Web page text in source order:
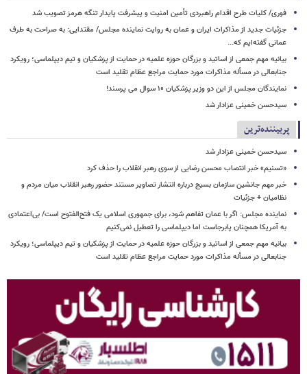
فوری/ کلیات طرح اقدام راهبردی تأمین امنیت و پیشرفت پایدار تنگه هرمز تصویب شد
جزئیات جدید از مذاکرات ایران و عمان به روایت نماینده مجلس/ مقتدایی: به صراحت به طرف
عمانی گفته‌ایم که...
بیانیه مهم جمعی از اساتید و بزرگان حوزه علمیه در حمایت از پزشکیان و تیم دیپلماسی؛ رویکرد
جنابعالی در مسأله مذاکرات مورد حمایت مراجع عظام تقلید است
نمایندگان مجلس از این دو وزیر پزشکیان ۱۰ سوال می پرسند!
سیدحسن خمینی عزادار شد
پربیننده‌ترین
سیدحسن خمینی عزادار شد
«تسنیم» خبر انتصاب محسن رضایی از سوی رهبر انقلاب را حذف کرد
خبر مهم جانشین سازمان بسیج درباره انتشار تصاویر مستند حضور رهبر انقلاب میان مردم و
نظامیان + جزئیات
نماینده مجلس: اگر با عمان تفاهم شود، برای جمهوری اسلامی یک فتح‌الفتوح است/ بی‌اعتمادی
به آمریکا همچنان پابرجاست اما دیپلماسی را تعطیل نمی‌کنیم
بیانیه مهم جمعی از اساتید و بزرگان حوزه علمیه در حمایت از پزشکیان و تیم دیپلماسی؛ رویکرد
جنابعالی در مسأله مذاکرات مورد حمایت مراجع عظام تقلید است